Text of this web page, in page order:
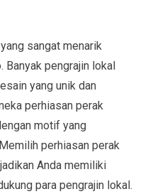
sangat menarik
Banyak pengrajin lokal
yang unik dan
perhiasan perak
motif yang
perhiasan perak
Anda memiliki
para pengrajin lokal.